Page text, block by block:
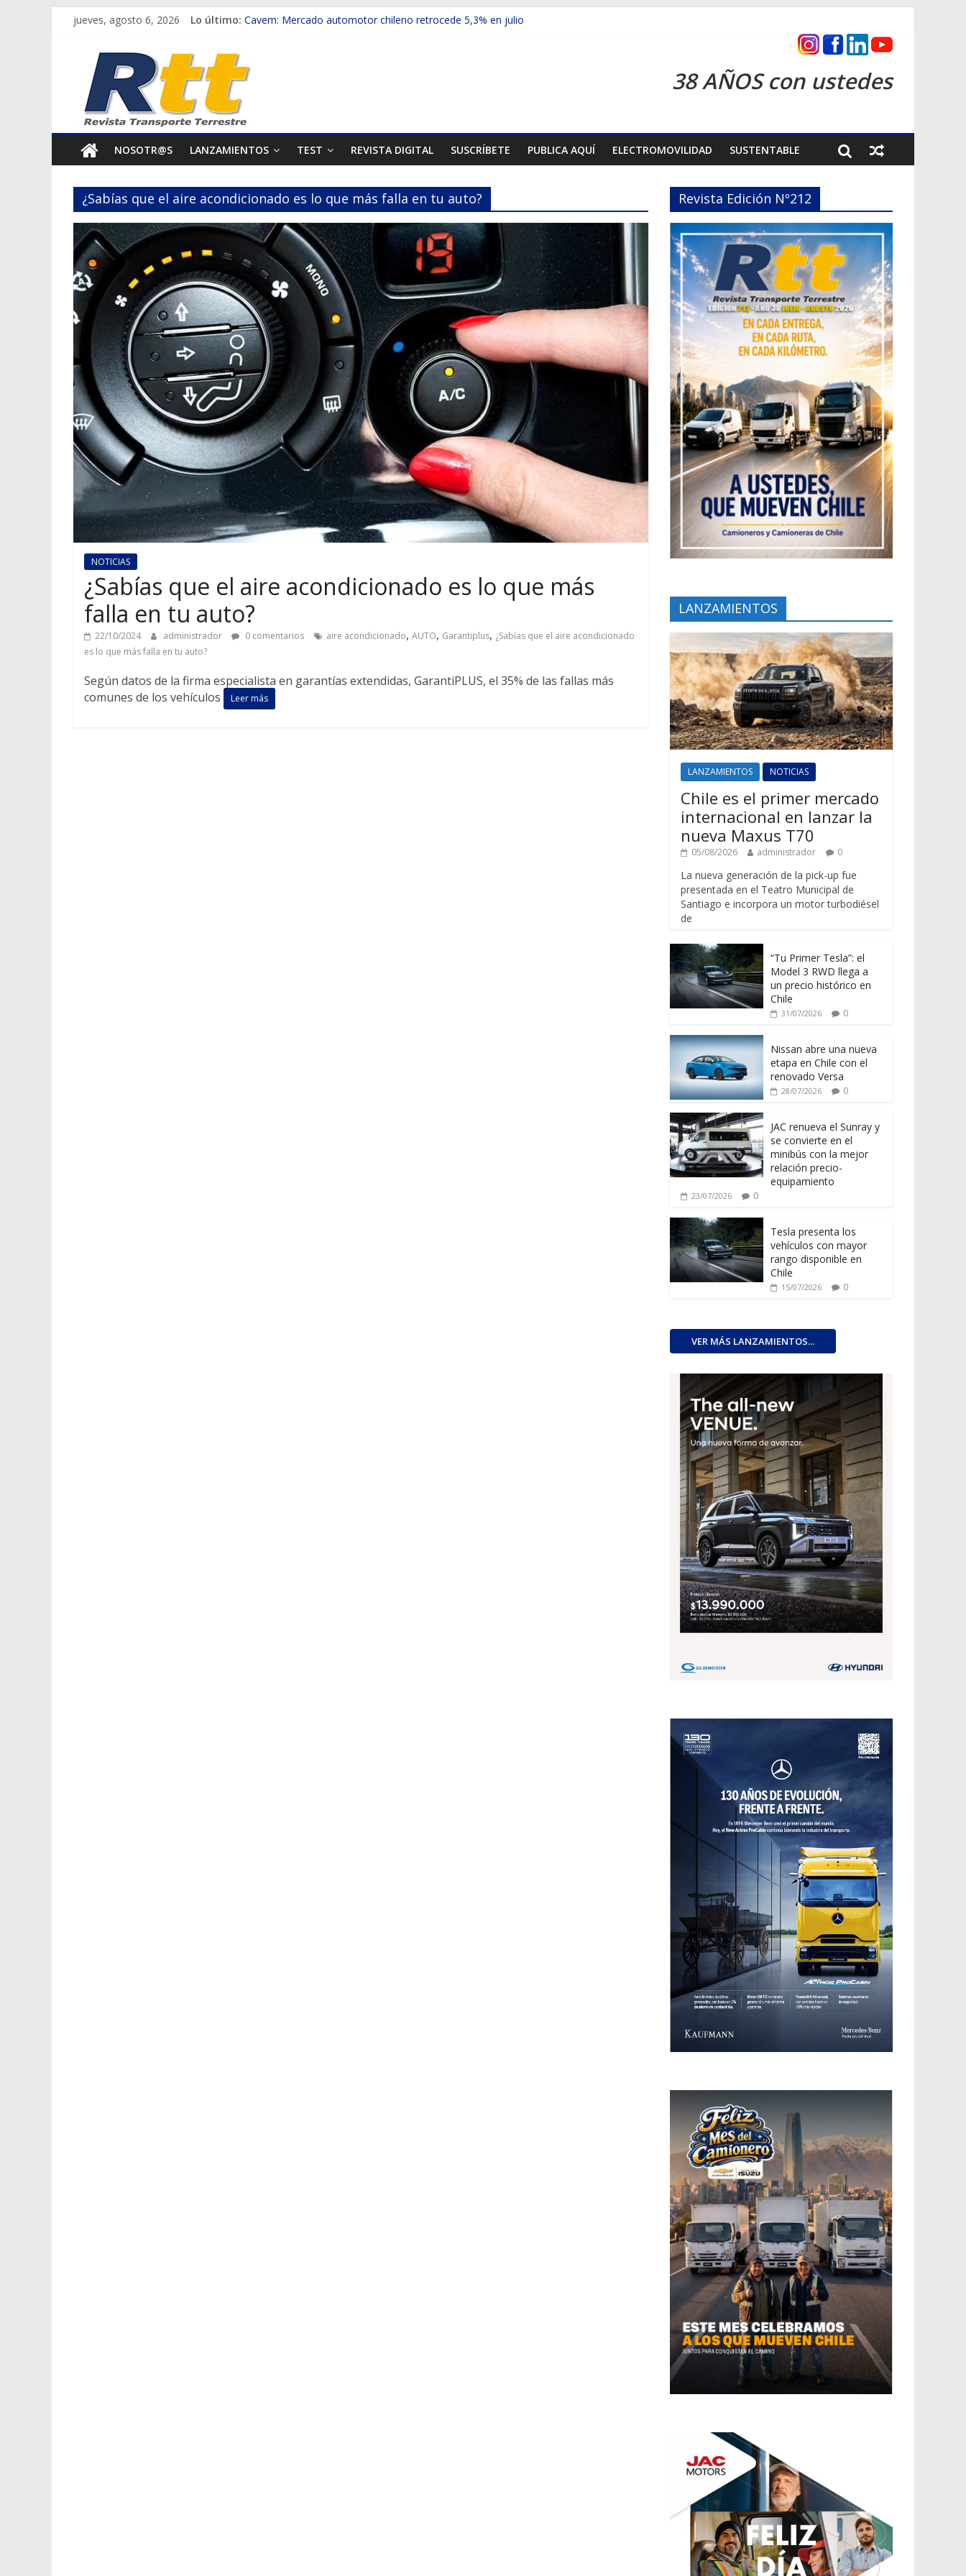
Saltarjueves, agosto 6, 2026 Lo último: Cavem: Mercado automotor chileno retrocede 5,3% en julio
SINOTRUK Pick-ups presentó la recién estrenada Bolden en la Expo Compras Públicas 2026
Chile es el primer mercado internacional en lanzar la nueva Maxus T70
Rtt
Revista
Transporte
Terrestre
Autos,
camiones,
motos,
información
del
mundo
transporte
38 AÑOS con ustedes
NOSOTR@S LANZAMIENTOS TEST REVISTA DIGITAL SUSCRÍBETE PUBLICA AQUÍ ELECTROMOVILIDAD SUSTENTABLE
¿Sabías que el aire acondicionado es lo que más falla en tu auto?
NOTICIAS
¿Sabías que el aire acondicionado es lo que más
falla en tu auto?
22/10/2024 administrador 0 comentarios aire acondicionado, AUTO, Garantiplus, ¿Sabías que el aire acondicionado
es lo que más falla en tu auto?
Según datos de la firma especialista en garantías extendidas, GarantiPLUS, el 35% de las fallas más
comunes de los vehículos
Leer más
Revista Edición Nº212
LANZAMIENTOS
LANZAMIENTOS NOTICIAS
Chile es el primer mercado
internacional en lanzar la
nueva Maxus T70
05/08/2026 administrador 0
La nueva generación de la pick-up fue
presentada en el Teatro Municipal de
Santiago e incorpora un motor turbodiésel
de
“Tu Primer Tesla”: el
Model 3 RWD llega a
un precio histórico en
Chile
31/07/2026 0
Nissan abre una nueva
etapa en Chile con el
renovado Versa
28/07/2026 0
JAC renueva el Sunray y
se convierte en el
minibús con la mejor
relación precio-
equipamiento
23/07/2026 0
Tesla presenta los
vehículos con mayor
rango disponible en
Chile
15/07/2026 0
VER MÁS LANZAMIENTOS...